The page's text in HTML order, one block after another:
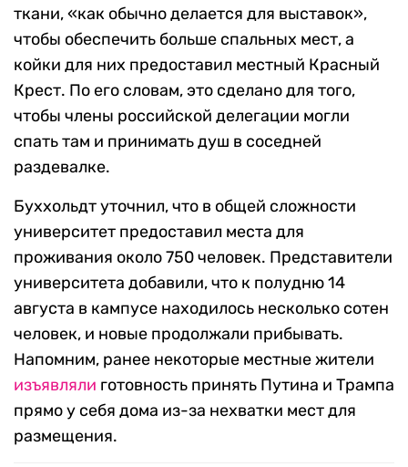
ткани, «как обычно делается для выставок»,
чтобы обеспечить больше спальных мест, а
койки для них предоставил местный Красный
Крест. По его словам, это сделано для того,
чтобы члены российской делегации могли
спать там и принимать душ в соседней
раздевалке.
Буххольдт уточнил, что в общей сложности
университет предоставил места для
проживания около 750 человек. Представители
университета добавили, что к полудню 14
августа в кампусе находилось несколько сотен
человек, и новые продолжали прибывать.
Напомним, ранее некоторые местные жители
изъявляли готовность принять Путина и Трампа
прямо у себя дома из-за нехватки мест для
размещения.